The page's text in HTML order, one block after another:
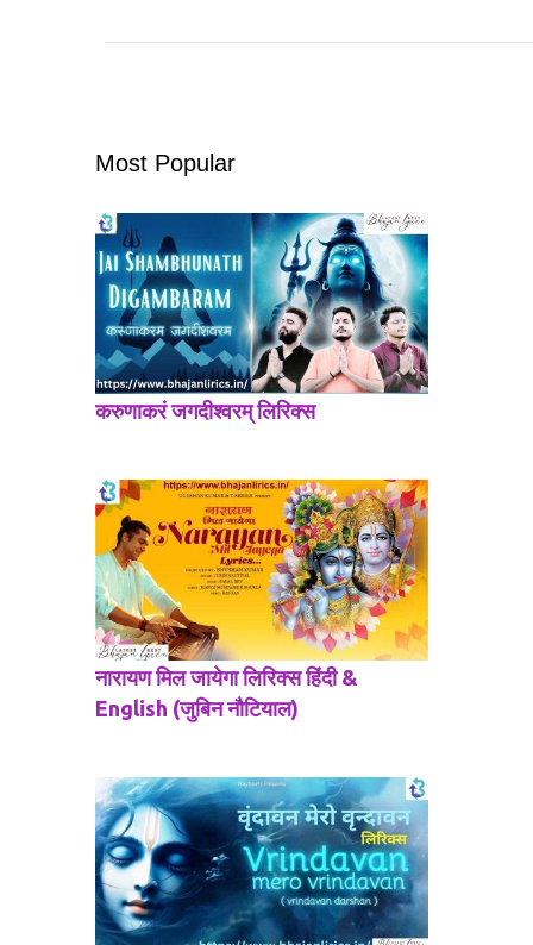
Most Popular
करुणाकरं जगदीश्वरम् लिरिक्स
नारायण मिल जायेगा लिरिक्स हिंदी &
English (जुबिन नौटियाल)